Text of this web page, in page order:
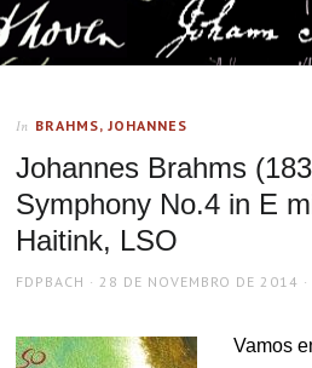
In BRAHMS, JOHANNES
Johannes Brahms
Symphony No.4 in E
Haitink, LSO
AUTHOR
FDPBACH
POSTED
28 DE NOVEMBRO DE 2014
Vamos